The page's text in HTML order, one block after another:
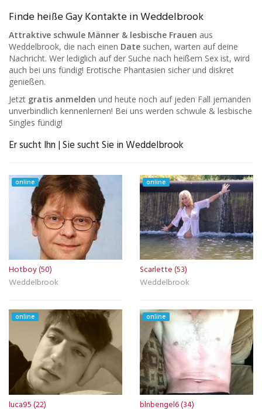
Finde heiße Gay Kontakte in Weddelbrook
Attraktive schwule Männer & lesbische Frauen aus
Weddelbrook, die nach einen Date suchen, warten auf deine
Nachricht. Wer lediglich auf der Suche nach heißem Sex ist, wird
auch bei uns fündig! Erotische Phantasien sicher und diskret
genießen.
Jetzt gratis anmelden und heute noch auf jeden Fall jemanden
unverbindlich kennenlernen! Bei uns werden schwule & lesbische
Singles fündig!
Er sucht Ihn | Sie sucht Sie in Weddelbrook
online
Hotboy (50)
Weddelbrook
online
Scarlette (53)
Weddelbrook
online
luca95 (22)
online
blnbengel6 (34)